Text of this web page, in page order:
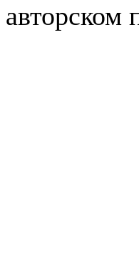
авторском